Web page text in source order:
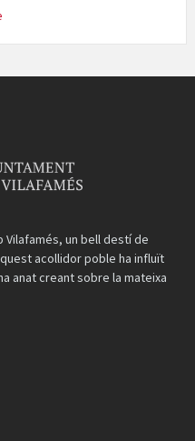
un bell destí de
acollidor poble ha influït
anat creant sobre la mateixa